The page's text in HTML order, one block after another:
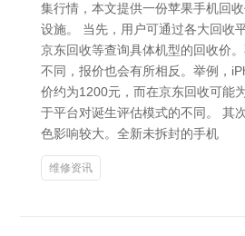
集行情，本文提供一份苹果手机回
设施。 当先，用户可通过各大回收
京东回收等查询具体机型的回收价
不同，报价也会有所相反。举例，
价约为1200元，而在京东回收可能
于平台对诞生评估模式的不同。 其
色影响较大。全新未拆封的手机
维修资讯